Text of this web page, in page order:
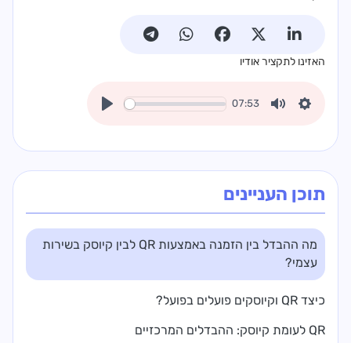
האזינו לתקציר אודיו
07:53
תוכן העניינים
מה ההבדל בין הזמנה באמצעות QR לבין קיוסק בשירות
עצמי?
כיצד QR וקיוסקים פועלים בפועל?
QR לעומת קיוסק: ההבדלים המרכזיים